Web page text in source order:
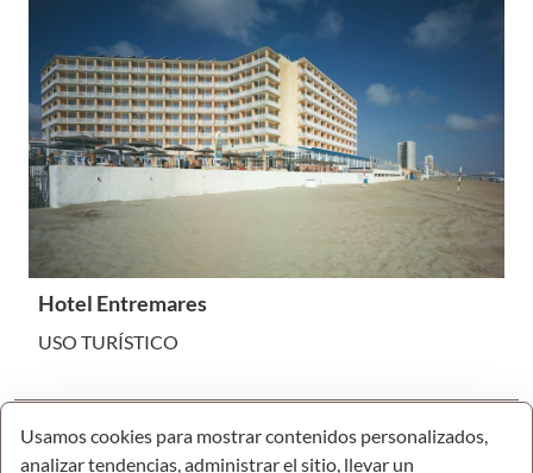
Hotel Entremares
USO TURÍSTICO
Usamos cookies para mostrar contenidos personalizados,
analizar tendencias, administrar el sitio, llevar un